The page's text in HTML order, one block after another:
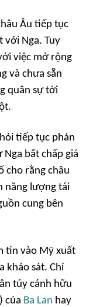
Âu tiếp tục
với Nga. Tuy
việc mở rộng
và chưa sẵn
quân sự tới
tiếp tục phản
bất chấp giá
cho rằng châu
năng lượng tái
cung bên
tin vào Mỹ xuất
khảo sát. Chỉ
túy cánh hữu
của Ba Lan hay